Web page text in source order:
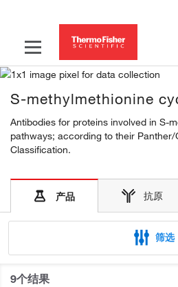
S-methylmethionine
Antibodies for proteins involved in S-
pathways; according to their
Classification.
产品 抗原
筛选
9个结果